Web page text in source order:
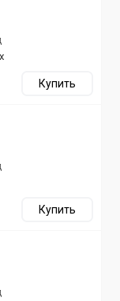
Купить
Купить